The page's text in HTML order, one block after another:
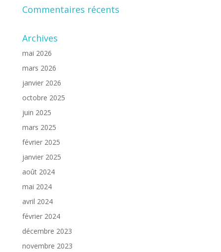
Commentaires récents
Archives
mai 2026
mars 2026
janvier 2026
octobre 2025
juin 2025
mars 2025
février 2025
janvier 2025
août 2024
mai 2024
avril 2024
février 2024
décembre 2023
novembre 2023